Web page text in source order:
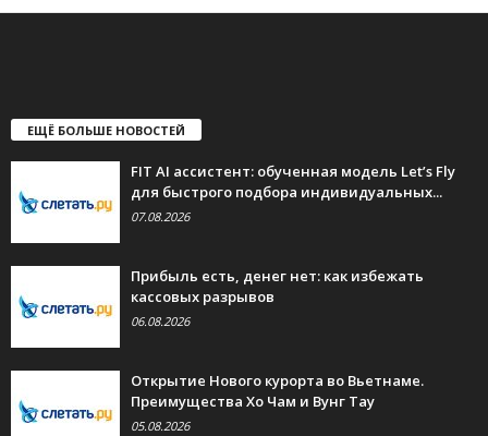
ЕЩЁ БОЛЬШЕ НОВОСТЕЙ
FIT AI ассистент: обученная модель Let’s Fly
для быстрого подбора индивидуальных...
07.08.2026
Прибыль есть, денег нет: как избежать
кассовых разрывов
06.08.2026
Открытие Нового курорта во Вьетнаме.
Преимущества Хо Чам и Вунг Тау
05.08.2026